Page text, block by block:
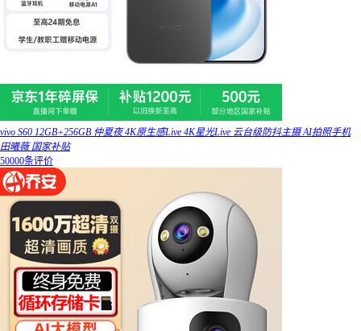
vivo S60 12GB+256GB 仲夏夜 4K原生感Live 4K星光Live 云台级防抖主摄 AI拍照手机
田曦薇 国家补贴
50000条评价